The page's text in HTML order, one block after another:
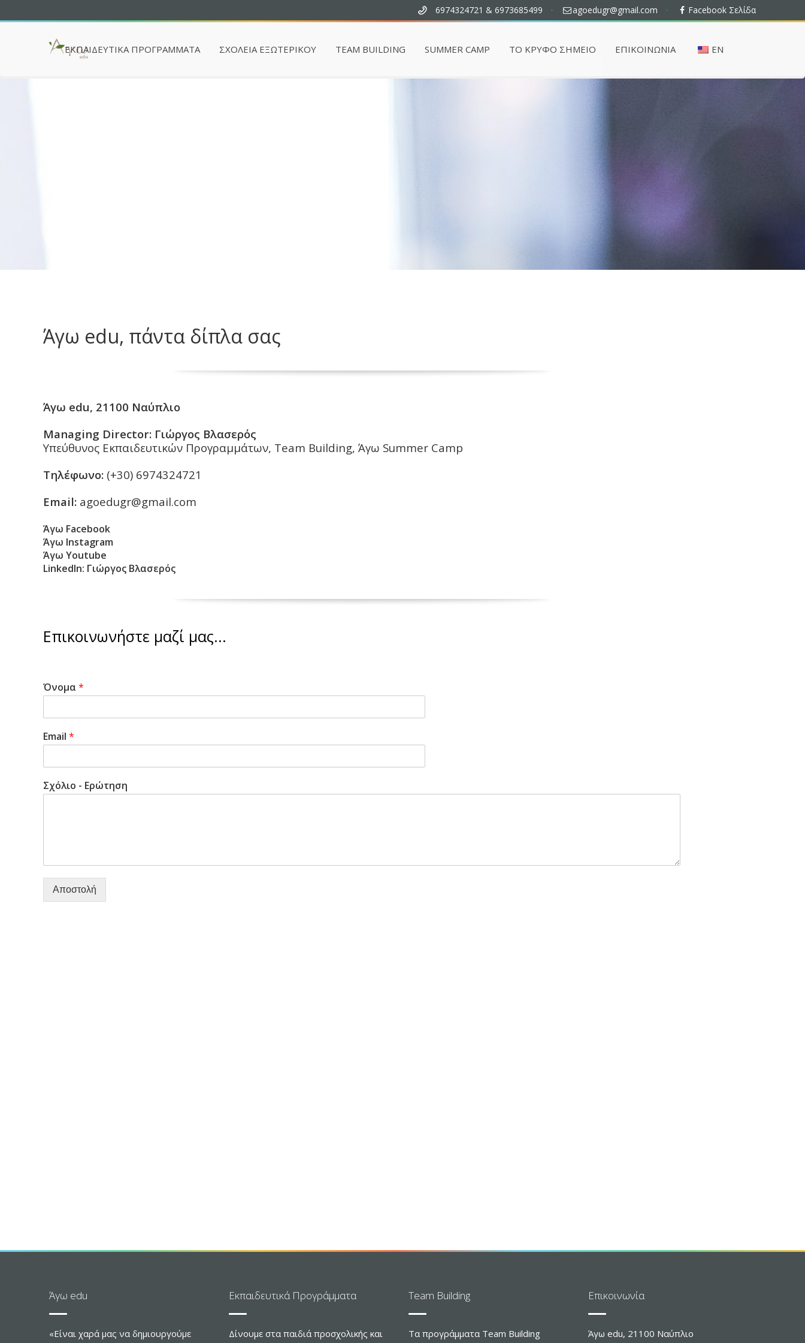
6974324721 & 6973685499 · agoedugr@gmail.com · Facebook Σελίδα
ΕΚΠΑΙΔΕΥΤΙΚΆ ΠΡΟΓΡΆΜΜΑΤΑ ΣΧΟΛΕΙΑ ΕΞΩΤΕΡΙΚΟΥ TEAM BUILDING SUMMER CAMP ΤΟ ΚΡΥΦΌ ΣΗΜΕΊΟ ΕΠΙΚΟΙΝΩΝΊΑ EN
Άγω edu, πάντα δίπλα σας
Άγω edu, 21100 Ναύπλιο
Managing Director: Γιώργος Βλασερός
Υπεύθυνος Εκπαιδευτικών Προγραμμάτων, Team Building, Άγω Summer Camp
Τηλέφωνο: (+30) 6974324721
Email: agoedugr@gmail.com
Άγω Facebook
Άγω Instagram
Άγω Youtube
LinkedIn: Γιώργος Βλασερός
Επικοινωνήστε μαζί μας...
Όνομα *
Email *
Σχόλιο - Ερώτηση
Αποστολή
Άγω edu
«Είναι χαρά μας να δημιουργούμε
Εκπαιδευτικά Προγράμματα
Δίνουμε στα παιδιά προσχολικής και
Team Building
Τα προγράμματα Team Building
Επικοινωνία
Άγω edu, 21100 Ναύπλιο